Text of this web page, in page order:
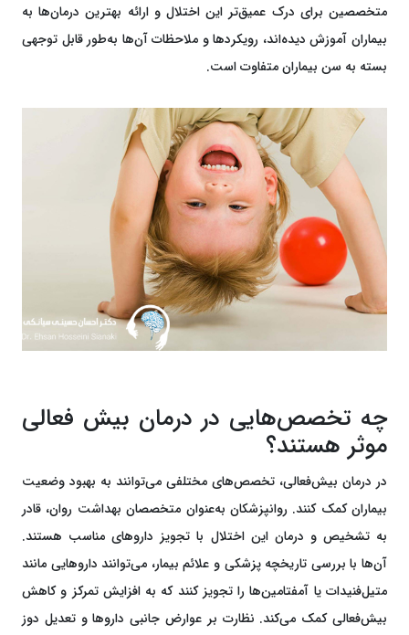
متخصصین برای درک عمیق‌تر این اختلال و ارائه بهترین درمان‌ها به
بیماران آموزش دیده‌اند، رویکردها و ملاحظات آن‌ها به‌طور قابل توجهی
بسته به سن بیماران متفاوت است.
چه تخصص‌هایی در درمان بیش فعالی
موثر هستند؟
در درمان بیش‌فعالی، تخصص‌های مختلفی می‌توانند به بهبود وضعیت
بیماران کمک کنند. روانپزشکان به‌عنوان متخصصان بهداشت روان، قادر
به تشخیص و درمان این اختلال با تجویز داروهای مناسب هستند.
آن‌ها با بررسی تاریخچه پزشکی و علائم بیمار، می‌توانند داروهایی مانند
متیل‌فنیدات یا آمفتامین‌ها را تجویز کنند که به افزایش تمرکز و کاهش
بیش‌فعالی کمک می‌کند. نظارت بر عوارض جانبی داروها و تعدیل دوز